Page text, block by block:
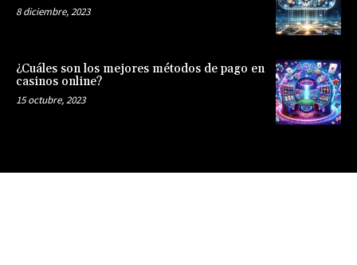
8 diciembre, 2023
¿Cuáles son los mejores métodos de pago en
casinos online?
15 octubre, 2023